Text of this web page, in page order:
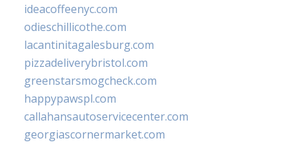
ideacoffeenyc.com
odieschillicothe.com
lacantinitagalesburg.com
pizzadeliverybristol.com
greenstarsmogcheck.com
happypawspl.com
callahansautoservicecenter.com
georgiascornermarket.com